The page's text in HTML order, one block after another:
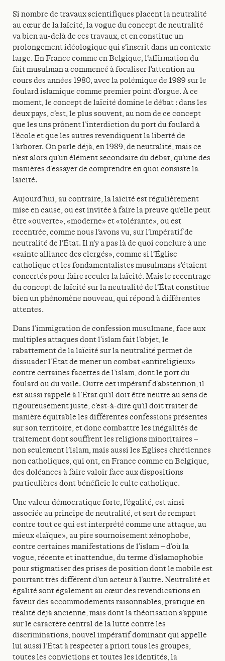
Si nombre de travaux scientifiques placent la neutralité
au cœur de la laïcité, la vogue du concept de neutralité
va bien au-delà de ces travaux, et en constitue un
prolongement idéologique qui s’inscrit dans un contexte
large. En France comme en Belgique, l’affirmation du
fait musulman a commencé à focaliser l’attention au
cours des années 1980, avec la polémique de 1989 sur le
foulard islamique comme premier point d’orgue. À ce
moment, le concept de laïcité domine le débat : dans les
deux pays, c’est, le plus souvent, au nom de ce concept
que les uns prônent l’interdiction du port du foulard à
l’école et que les autres revendiquent la liberté de
l’arborer. On parle déjà, en 1989, de neutralité, mais ce
n’est alors qu’un élément secondaire du débat, qu’une des
manières d’essayer de comprendre en quoi consiste la
laïcité.
Aujourd’hui, au contraire, la laïcité est régulièrement
mise en cause, ou est invitée à faire la preuve qu’elle peut
être «ouverte», «moderne» et «tolérante», ou est
recentrée, comme nous l’avons vu, sur l’impératif de
neutralité de l’État. Il n’y a pas là de quoi conclure à une
«sainte alliance des clergés», comme si l’Église
catholique et les fondamentalistes musulmans s’étaient
concertés pour faire reculer la laïcité. Mais le recentrage
du concept de laïcité sur la neutralité de l’État constitue
bien un phénomène nouveau, qui répond à différentes
attentes.
Dans l’immigration de confession musulmane, face aux
multiples attaques dont l’islam fait l’objet, le
rabattement de la laïcité sur la neutralité permet de
dissuader l’État de mener un combat «antireligieux»
contre certaines facettes de l’islam, dont le port du
foulard ou du voile. Outre cet impératif d’abstention, il
est aussi rappelé à l’État qu’il doit être neutre au sens de
rigoureusement juste, c’est-à-dire qu’il doit traiter de
manière équitable les différentes confessions présentes
sur son territoire, et donc combattre les inégalités de
traitement dont souffrent les religions minoritaires –
non seulement l’islam, mais aussi les Églises chrétiennes
non catholiques, qui ont, en France comme en Belgique,
des doléances à faire valoir face aux dispositions
particulières dont bénéficie le culte catholique.
Une valeur démocratique forte, l’égalité, est ainsi
associée au principe de neutralité, et sert de rempart
contre tout ce qui est interprété comme une attaque, au
mieux «laïque», au pire sournoisement xénophobe,
contre certaines manifestations de l’islam – d’où la
vogue, récente et inattendue, du terme d’islamophobie
pour stigmatiser des prises de position dont le mobile est
pourtant très différent d’un acteur à l’autre. Neutralité et
égalité sont également au cœur des revendications en
faveur des accommodements raisonnables, pratique en
réalité déjà ancienne, mais dont la théorisation s’appuie
sur le caractère central de la lutte contre les
discriminations, nouvel impératif dominant qui appelle
lui aussi l’État à respecter a priori tous les groupes,
toutes les convictions et toutes les identités, la